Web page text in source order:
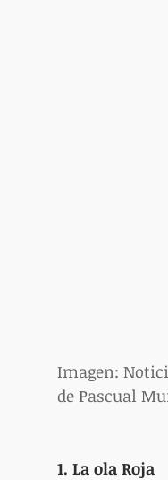
Imagen:
de Pascual
1. La ola Roja